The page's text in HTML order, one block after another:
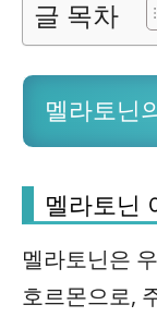
글 목차
멜라토닌
멜라토닌
멜라토닌은
호르몬으로,